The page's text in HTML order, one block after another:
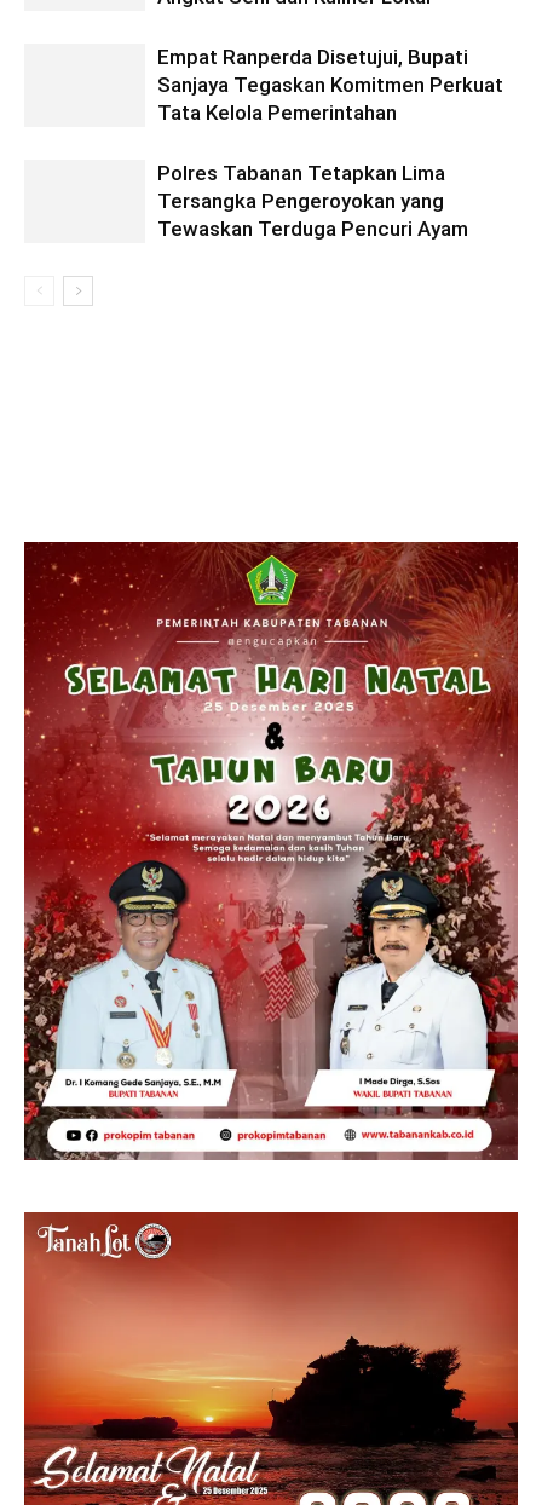
Empat Ranperda Disetujui, Bupati
Sanjaya Tegaskan Komitmen Perkuat
Tata Kelola Pemerintahan
Polres Tabanan Tetapkan Lima
Tersangka Pengeroyokan yang
Tewaskan Terduga Pencuri Ayam